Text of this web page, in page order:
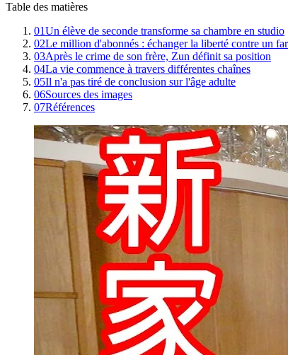
Table des matières
01Un élève de seconde transforme sa chambre en studio
02Le million d'abonnés : échanger la liberté contre un
03Après le crime de son frère, Zun définit sa position
04La vie commence à travers différentes chaînes
05Il n'a pas tiré de conclusion sur l'âge adulte
06Sources des images
07Références